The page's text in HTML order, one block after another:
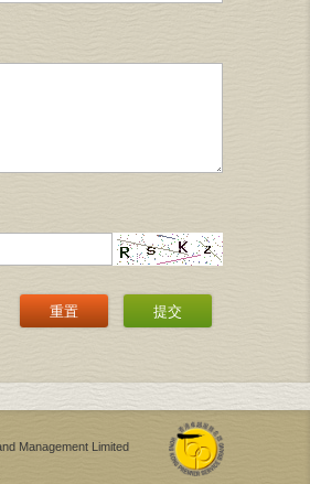
重置 提交
Management Limited